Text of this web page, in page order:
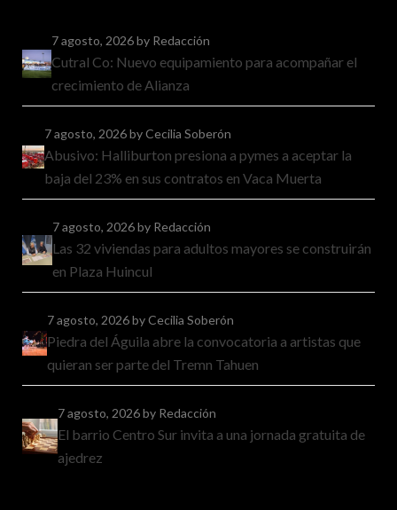
7 agosto, 2026by Redacción
Cutral Co: Nuevo equipamiento para acompañar el
crecimiento de Alianza
7 agosto, 2026by Cecilia Soberón
Abusivo: Halliburton presiona a pymes a aceptar la
baja del 23% en sus contratos en Vaca Muerta
7 agosto, 2026by Redacción
Las 32 viviendas para adultos mayores se construirán
en Plaza Huincul
7 agosto, 2026by Cecilia Soberón
Piedra del Águila abre la convocatoria a artistas que
quieran ser parte del Tremn Tahuen
7 agosto, 2026by Redacción
El barrio Centro Sur invita a una jornada gratuita de
ajedrez